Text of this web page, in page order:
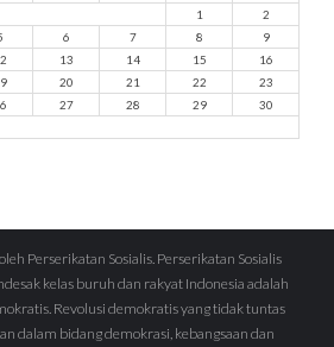
1
2
6 7 8
9
13 14 15
16
20 21 22
23
27 28 29
30
Perserikatan Sosialis. Perserikatan Sosialis
kelas buruh dan rakyat Indonesia adalah
Revolusi demokratis yang tidak tuntas
dalam bidang demokrasi, kebangsaan dan